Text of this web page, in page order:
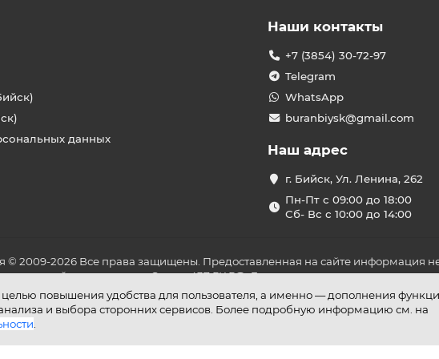
целью повышения удобства для пользователя, а именно — дополнения
анализа и выбора сторонних сервисов. Более подробную информацию см. на
данных
Наши контакты
+7 (3854) 30-72-97
Telegram
WhatsApp
buranbiysk@gmail.com
Наш адрес
г. Бийск, Ул. Ленина, 262
Пн-Пт с 09:00 до 18:00
Сб- Вс с 10:00 до 14:00
© 2009-2026 Все права защищены. Предоставленная на сайте информация
положениями Статьи 437 ГК РФ. До оплаты товара удостоверьтесь